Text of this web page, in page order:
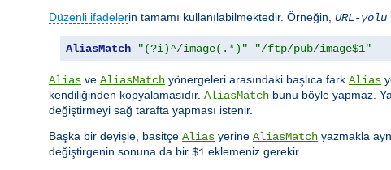
Düzenli ifadelerin tamamı kullanılabilmektedir. Örneğin, URL-yolu
AliasMatch "(?i)^/image(.*)" "/ftp/pub/image$1"
Alias ve AliasMatch yönergeleri arasındaki başlıca fark Alias
kendiliğinden kopyalamasıdır. AliasMatch bunu böyle yapmaz.
değiştirmeyi sağ tarafta yapması istenir.
Başka bir deyişle, basitçe Alias yerine AliasMatch yazmakla
değiştirgenin sonuna da bir $1 eklemeniz gerekir.